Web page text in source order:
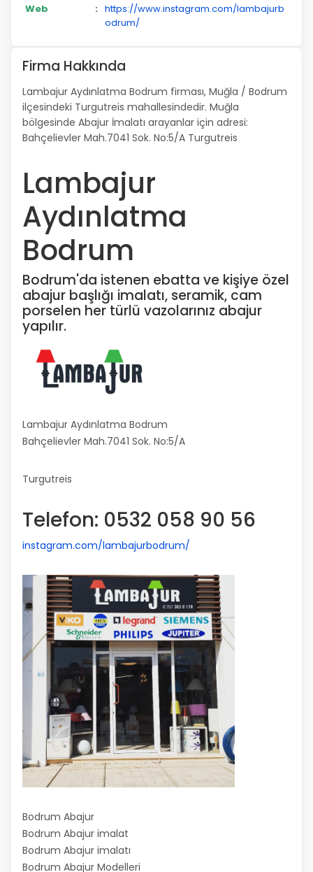
Web
: https://www.instagram.com/lambajurb
odrum/
Firma Hakkında
Lambajur Aydınlatma Bodrum firması, Muğla / Bodrum
ilçesindeki Turgutreis mahallesindedir. Muğla
bölgesinde Abajur İmalatı arayanlar için adresi:
Bahçelievler Mah.7041 Sok. No:5/A Turgutreis
Lambajur
Aydınlatma
Bodrum
Bodrum'da istenen ebatta ve kişiye özel
abajur başlığı imalatı, seramik, cam
porselen her türlü vazolarınız abajur
yapılır.
Lambajur Aydınlatma Bodrum
Bahçelievler Mah.7041 Sok. No:5/A
Turgutreis
Telefon: 0532 058 90 56
instagram.com/lambajurbodrum/
Bodrum Abajur
Bodrum Abajur imalat
Bodrum Abajur imalatı
Bodrum Abajur Modelleri